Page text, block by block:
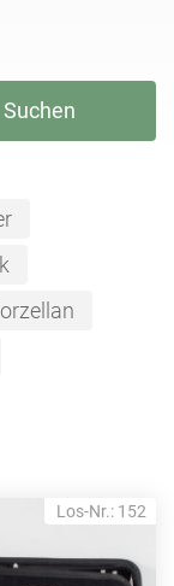
Suchen
Los-Nr.: 152